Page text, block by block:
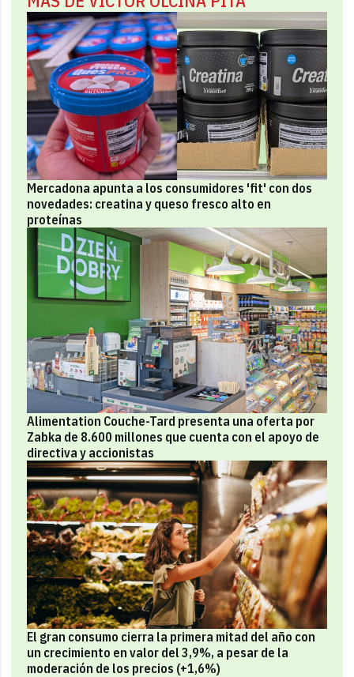
Mercadona apunta a los consumidores 'fit' con dos
novedades: creatina y queso fresco alto en
proteínas
Alimentation Couche-Tard presenta una oferta por
Zabka de 8.600 millones que cuenta con el apoyo de
directiva y accionistas
El gran consumo cierra la primera mitad del año con
un crecimiento en valor del 3,9%, a pesar de la
moderación de los precios (+1,6%)